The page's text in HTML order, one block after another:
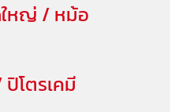
หญ่ / หม้อ
โตรเคมี